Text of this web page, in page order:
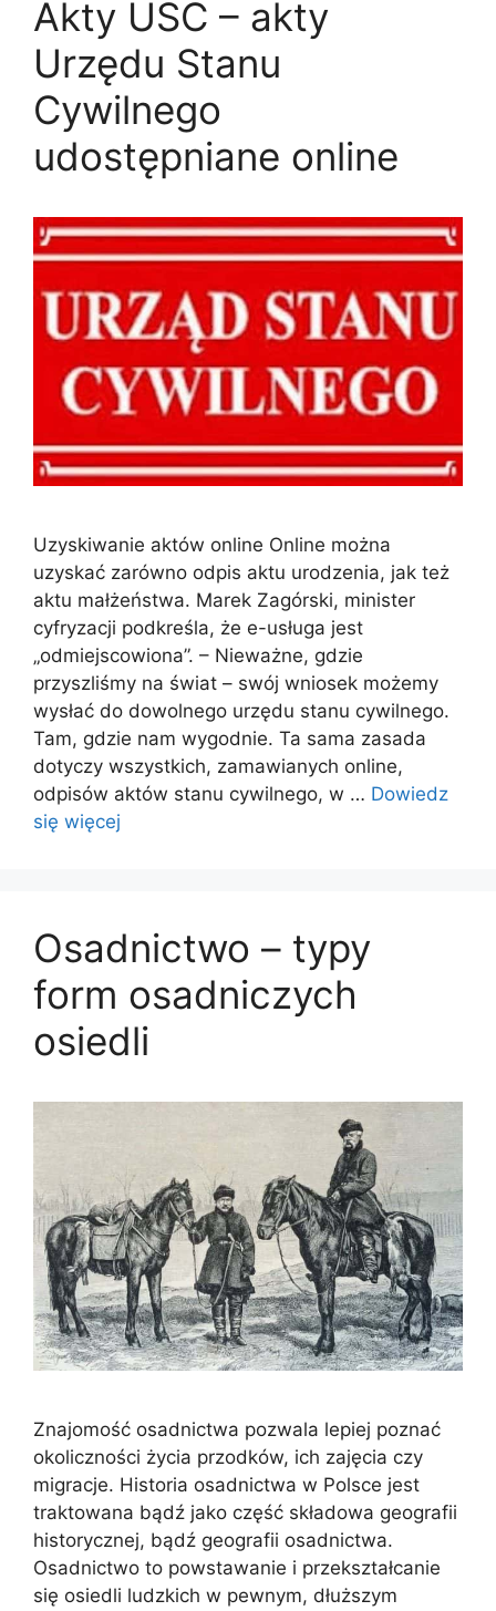
Akty USC – akty
Urzędu Stanu
Cywilnego
udostępniane online
Uzyskiwanie aktów online Online można
uzyskać zarówno odpis aktu urodzenia, jak też
aktu małżeństwa. Marek Zagórski, minister
cyfryzacji podkreśla, że e-usługa jest
„odmiejscowiona”. – Nieważne, gdzie
przyszliśmy na świat – swój wniosek możemy
wysłać do dowolnego urzędu stanu cywilnego.
Tam, gdzie nam wygodnie. Ta sama zasada
dotyczy wszystkich, zamawianych online,
odpisów aktów stanu cywilnego, w … Dowiedz
się więcej
Osadnictwo – typy
form osadniczych
osiedli
Znajomość osadnictwa pozwala lepiej poznać
okoliczności życia przodków, ich zajęcia czy
migracje. Historia osadnictwa w Polsce jest
traktowana bądź jako część składowa geografii
historycznej, bądź geografii osadnictwa.
Osadnictwo to powstawanie i przekształcanie
się osiedli ludzkich w pewnym, dłuższym